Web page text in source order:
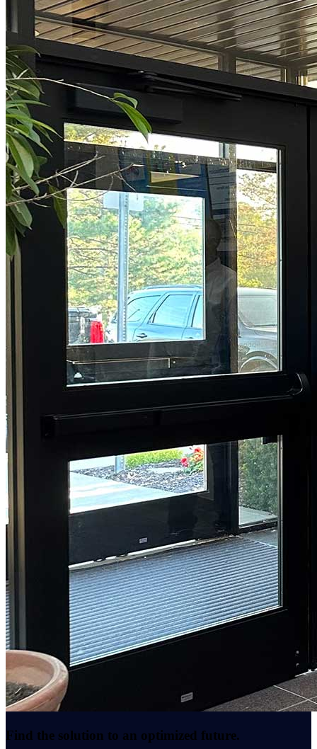
Find the solution to an optimized future.